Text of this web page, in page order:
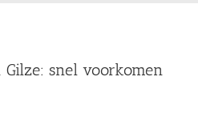
snel voorkomen